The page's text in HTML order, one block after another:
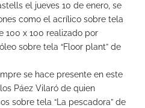
el jueves 10 de enero, se
como el acrílico sobre tela
100 x 100 realizado por
sobre tela “Floor plant” de
se hace presente en este
Páez Vilaró de quien
sobre tela “La pescadora” de